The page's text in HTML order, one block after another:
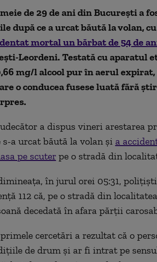
de 29 de ani din București a
după ce a urcat băută la volan,
mortal un bărbat de 54 de
Leordeni. Testată cu aparatul
mg/l alcool pur în aerul
o conducea fusese luată fără
a dispus vineri arestarea
s-a urcat băută la volan şi a
pe scuterpe o stradă din
în jurul orei 05:31,
112 că, pe o stradă din
decedată în afara părţii
cercetări a rezultat că o
de drum şi ar fi intrat pe